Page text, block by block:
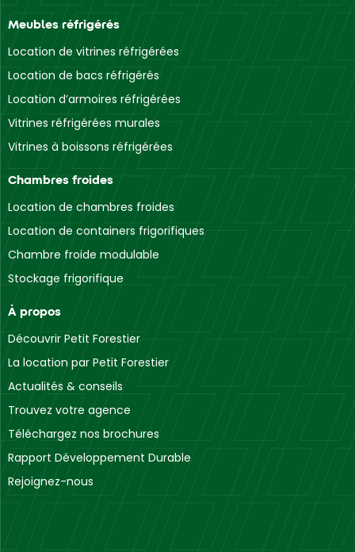
Meubles réfrigérés
Location de vitrines réfrigérées
Location de bacs réfrigérés
Location d’armoires réfrigérées
Vitrines réfrigérées murales
Vitrines à boissons réfrigérées
Chambres froides
Location de chambres froides
Location de containers frigorifiques
Chambre froide modulable
Stockage frigorifique
À propos
Découvrir Petit Forestier
La location par Petit Forestier
Actualités & conseils
Trouvez votre agence
Téléchargez nos brochures
Rapport Développement Durable
Rejoignez-nous